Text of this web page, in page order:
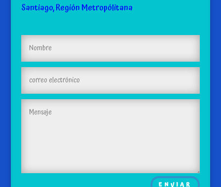
Santiago, Región Metropólitana
ENVIAR